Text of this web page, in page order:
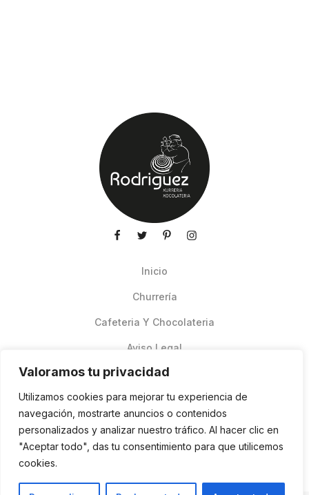
Valoramos tu privacidad
Utilizamos cookies para mejorar tu experiencia de
navegación, mostrarte anuncios o contenidos
personalizados y analizar nuestro tráfico. Al hacer clic en
"Aceptar todo", das tu consentimiento para que utilicemos
cookies.
Inicio
Churrería
Cafeteria Y Chocolateria
Aviso Legal
Pedidos Online Glovo
Contacto